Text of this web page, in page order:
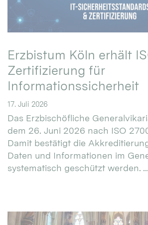
Erzbistum Köln erhält
Zertifizierung für
Informationssicherheit
17. Juli 2026
Das Erzbischöfliche
dem 26. Juni 2026 nach ISO
Damit bestätigt die
Daten und Informationen im
systematisch geschützt werden. ...